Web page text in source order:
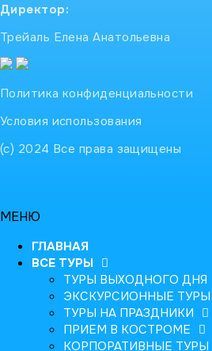
Директор:
Трейаль Елена Анатольевна
Политика конфиденциальности
Условия использования
(с) 2024 Все права защищены
МЕНЮ
ГЛАВНАЯ
ВСЕ ТУРЫ
ТУРЫ ВЫХОДНОГО ДНЯ
ЭКСКУРСИОННЫЕ ТУРЫ
ТУРЫ НА ПРАЗДНИКИ
ПРИЕМ В КОСТРОМЕ
КОРПОРАТИВНЫЕ ТУРЫ